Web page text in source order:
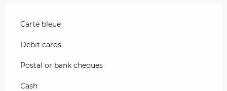
Carte bleue
Debit cards
Postal or bank cheques
Cash